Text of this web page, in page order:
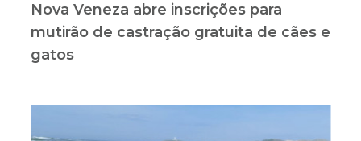
Nova Veneza abre inscrições para
mutirão de castração gratuita de cães e
gatos